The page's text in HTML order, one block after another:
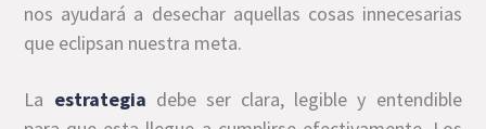
nos ayudará a desechar aquellas cosas innecesarias
que eclipsan nuestra meta.
La estrategia debe ser clara, legible y entendible